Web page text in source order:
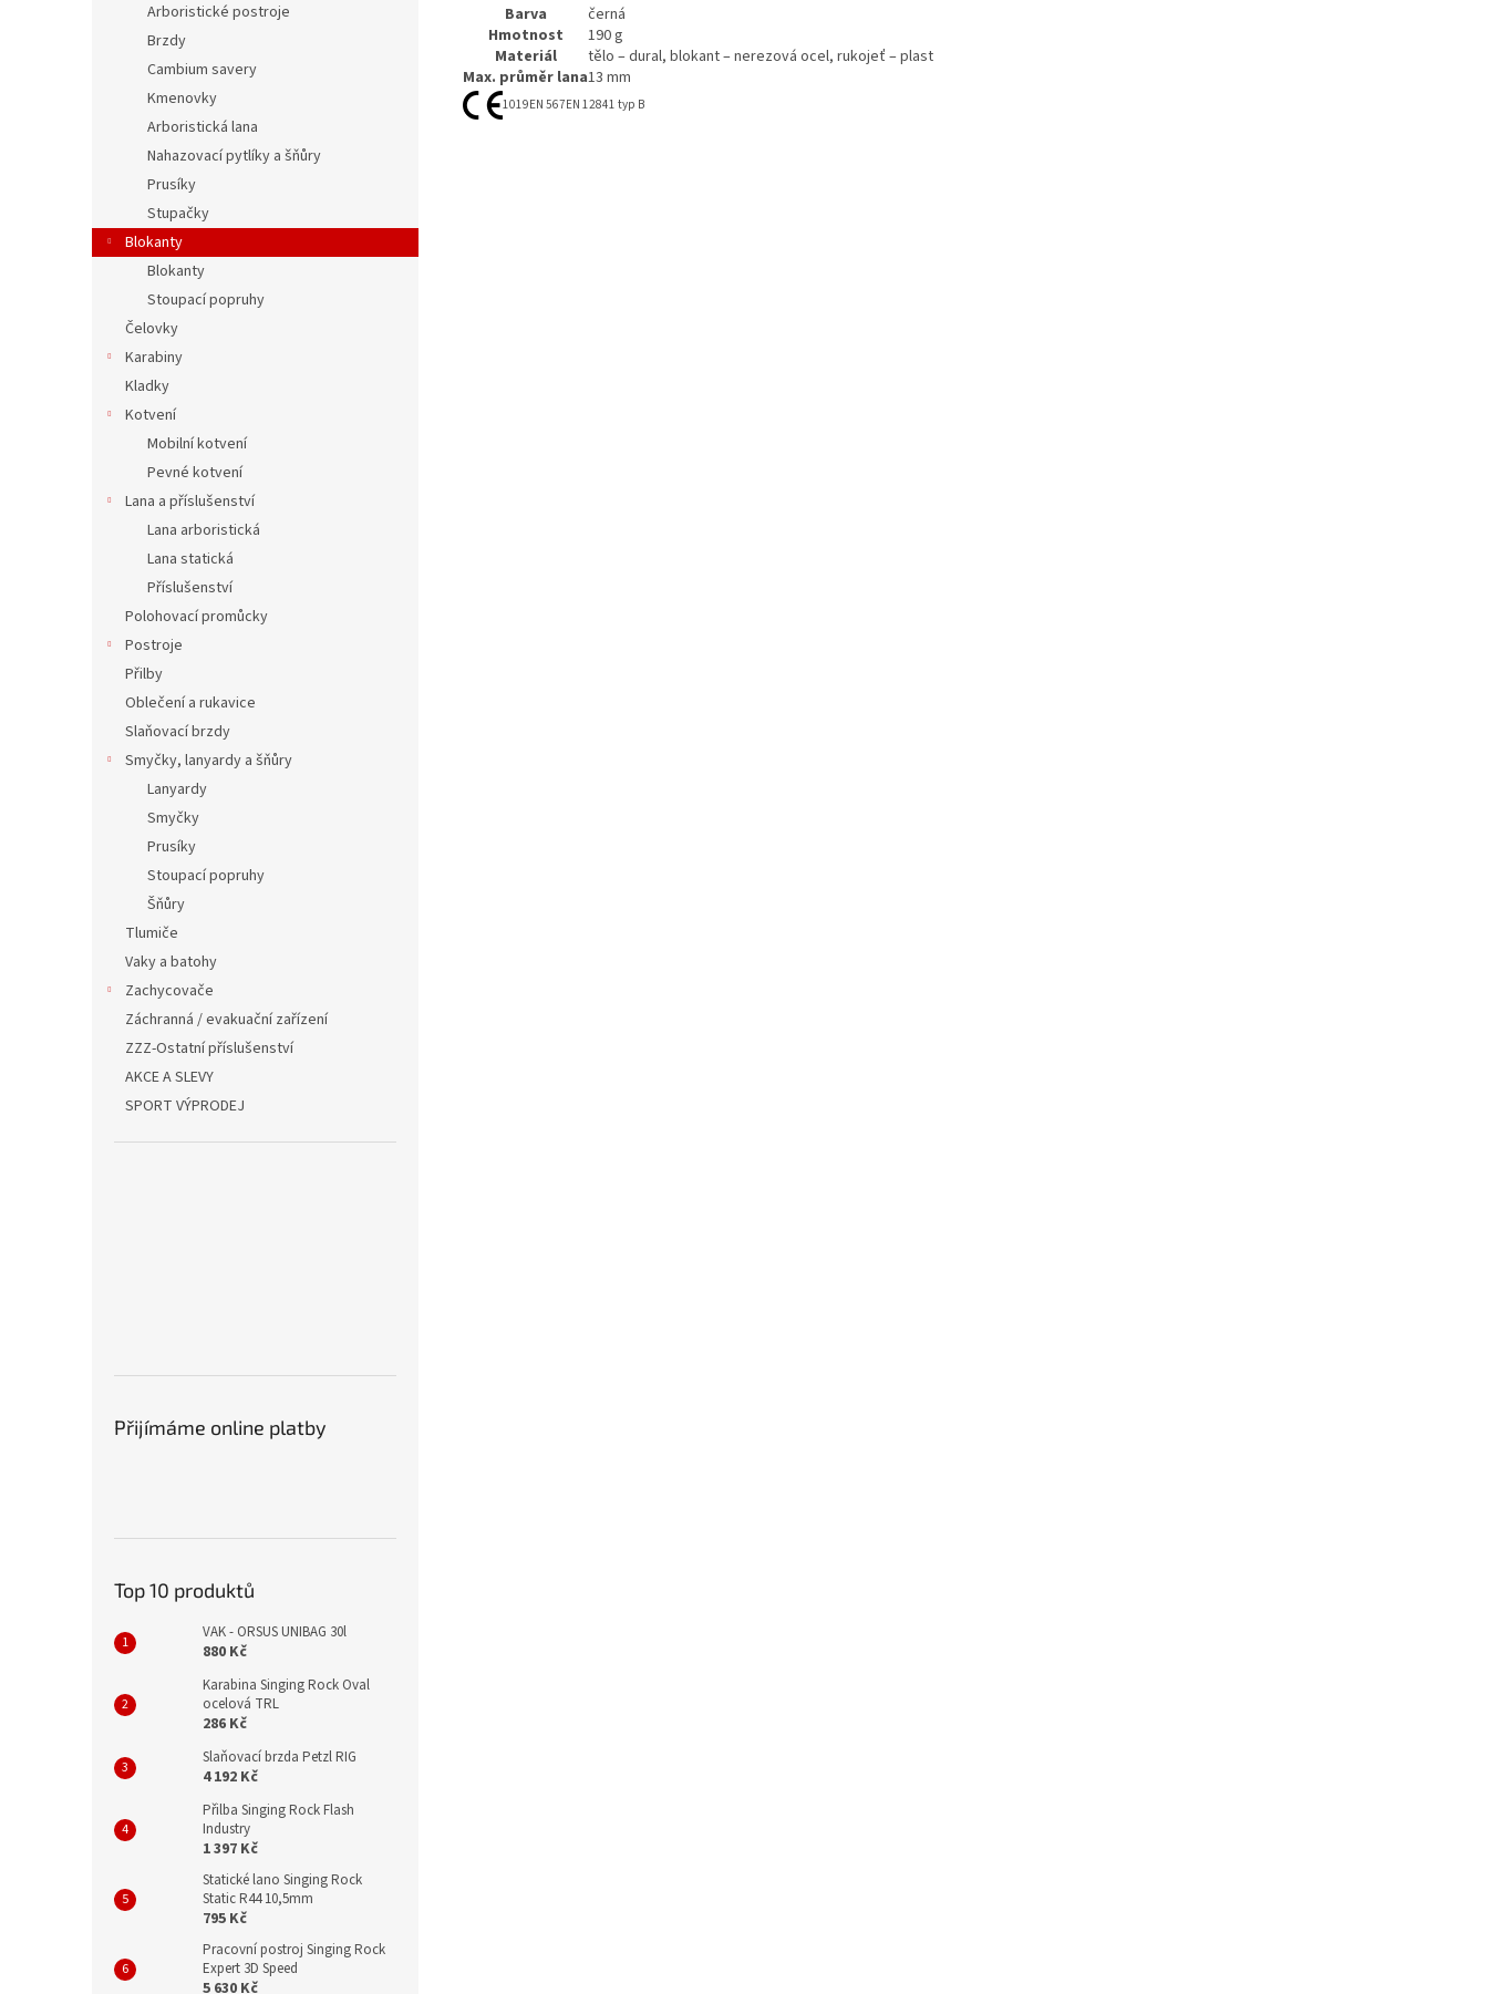
Arboristické postroje
Brzdy
Cambium savery
Kmenovky
Arboristická lana
Nahazovací pytlíky a šňůry
Prusíky
Stupačky
Blokanty
Blokanty
Stoupací popruhy
Čelovky
Karabiny
Kladky
Kotvení
Mobilní kotvení
Pevné kotvení
Lana a příslušenství
Lana arboristická
Lana statická
Příslušenství
Polohovací promůcky
Postroje
Přilby
Oblečení a rukavice
Slaňovací brzdy
Smyčky, lanyardy a šňůry
Lanyardy
Smyčky
Prusíky
Stoupací popruhy
Šňůry
Tlumiče
Vaky a batohy
Zachycovače
Záchranná / evakuační zařízení
ZZZ-Ostatní příslušenství
AKCE A SLEVY
SPORT VÝPRODEJ
Přijímáme online platby
Top 10 produktů
VAK - ORSUS UNIBAG 30l
880 Kč
Karabina Singing Rock Oval
ocelová TRL
286 Kč
Slaňovací brzda Petzl RIG
4 192 Kč
Přilba Singing Rock Flash
Industry
1 397 Kč
Statické lano Singing Rock
Static R44 10,5mm
795 Kč
Pracovní postroj Singing Rock
Expert 3D Speed
5 630 Kč
Barva
černá
Hmotnost
190 g
Materiál
tělo – dural, blokant – nerezová ocel, rukojeť – plast
Max. průměr lana13 mm
1019EN 567EN 12841 typ B